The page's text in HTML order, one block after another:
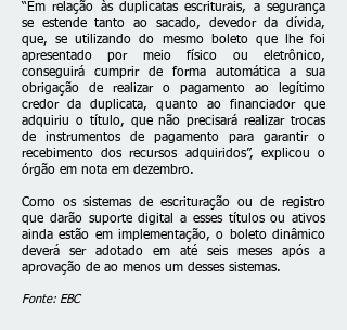
“Em relação às duplicatas escriturais, a segurança
se estende tanto ao sacado, devedor da dívida,
que, se utilizando do mesmo boleto que lhe foi
apresentado por meio físico ou eletrônico,
conseguirá cumprir de forma automática a sua
obrigação de realizar o pagamento ao legítimo
credor da duplicata, quanto ao financiador que
adquiriu o título, que não precisará realizar trocas
de instrumentos de pagamento para garantir o
recebimento dos recursos adquiridos”, explicou o
órgão em nota em dezembro.
Como os sistemas de escrituração ou de registro
que darão suporte digital a esses títulos ou ativos
ainda estão em implementação, o boleto dinâmico
deverá ser adotado em até seis meses após a
aprovação de ao menos um desses sistemas.
Fonte: EBC